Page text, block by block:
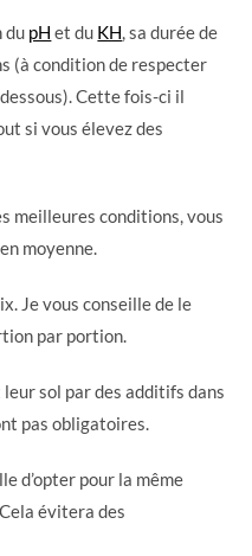
du pH et du KH, sa durée de
(à condition de respecter
Cette fois-ci il
si vous élevez des
meilleures conditions, vous
moyenne.
Je vous conseille de le
par portion.
sol par des additifs dans
pas obligatoires.
d’opter pour la même
évitera des